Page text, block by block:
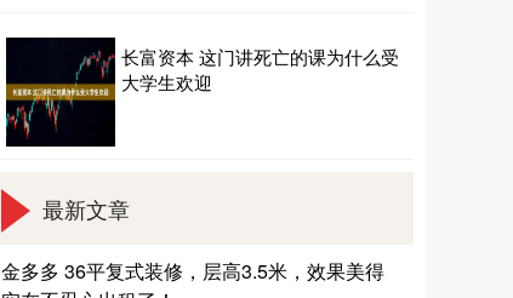
长富资本 这门讲死亡的课为什么受
大学生欢迎
最新文章
金多多 36平复式装修，层高3.5米，效果美得